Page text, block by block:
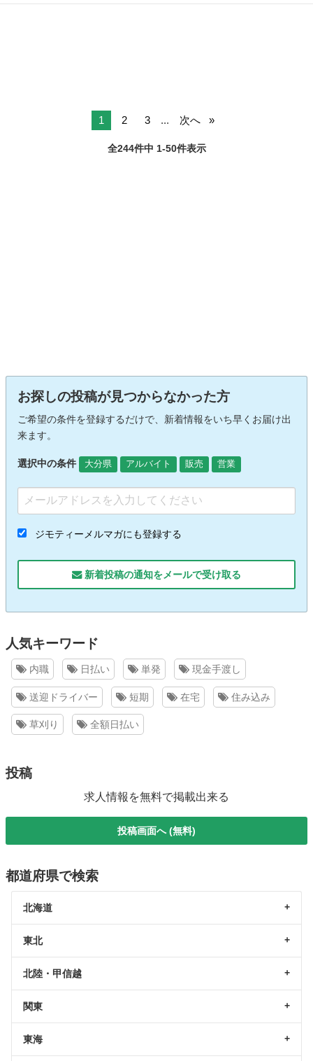
10:00~17:00/10:00~16:00/10:00~15:00/09:30~14:00 [勤務地・最寄
1 2 3 ... 次へ
全244件中 1-50件表示
お探しの投稿が見つからなかった方
ご希望の条件を登録するだけで、新着情報をいち早くお届け出
来ます。
選択中の条件 大分県 アルバイト 販売 営業
ジモティーメルマガにも登録する
新着投稿の通知をメールで受け取る
人気キーワード
内職 日払い 単発 現金手渡し
送迎ドライバー 短期 在宅 住み込み
草刈り 全額日払い
投稿
求人情報を無料で掲載出来る
投稿画面へ (無料)
都道府県で検索
北海道
東北
北陸・甲信越
関東
東海